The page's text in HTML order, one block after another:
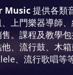
Music 提供各類
、上門樂器導師
。課程及教學
、流行鼓、木
、流行歌唱等